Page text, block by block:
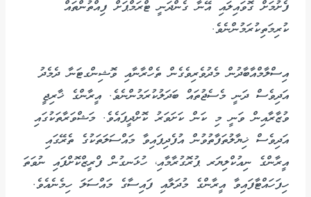
ފެށުމަށް ގޮވައިލައި އޭނާ ގެންދަނީ ޓްރަމްޕަށް ފިއްތުންތައް
ކުރިމަތިކުރަމުންނެވެ.
އިސްލާމްއާބާދުން މެދުވެރިވެގެން ތެހްރާނާއި ވޮޝިންގޓަނާ ދެމެދު
އަދިވެސް ދަނީ މެސެޖުތައް ބަދަލުކުރަމުންނެވެ. އީރާންގެ ޚާރިޖީ
ވުޒާރާއިން ވަނީ މި ކަން ކަށަވަރު ކޮށްދީފައެވެ. މަޝްވަރާތަކުގައި
އަދިވެސް ޚިޔާލުތަފާތުވުން އުފެދިފައިވާ މައްސަލަތަކުގެ ތެރޭގައި
އީރާންގެ ނިއުކްލިޔަރ ޕުރޮގުރާމާއި، ހުޅަނގުން ފްރީޒްކޮށްފައި ނުވަތަ
ހިފަހައްޓާފައިވާ އީރާންގެ މުދަލާއި ފައިސާގެ މައްސަލަ ހިމެނެއެވެ.